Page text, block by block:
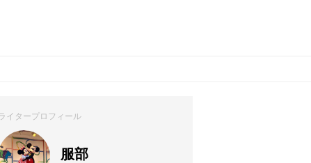
ライタープロフィール
服部